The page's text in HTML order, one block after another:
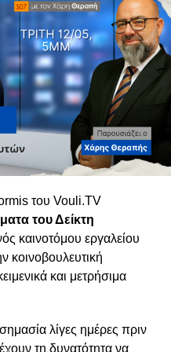
για την Κύπρο)
Δημοκρατία Κύπρου)
(ΔΗΚΟ)
Πρόεδρος (ΔΗΚΟ)
του Vouli.TV
του Δείκτη
καινοτόμου εργαλείου
κοινοβουλευτική
και μετρήσιμα
λίγες ημέρες πριν
τη δυνατότητα να